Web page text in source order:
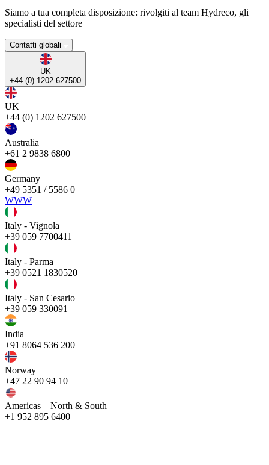
Siamo a tua completa disposizione: rivolgiti al team Hydreco, gli
specialisti del settore
Contatti globali
UK
+44 (0) 1202 627500
UK
+44 (0) 1202 627500
Australia
+61 2 9838 6800
Germany
+49 5351 / 5586 0
WWW
Italy - Vignola
+39 059 7700411
Italy - Parma
+39 0521 1830520
Italy - San Cesario
+39 059 330091
India
+91 8064 536 200
Norway
+47 22 90 94 10
Americas – North & South
+1 952 895 6400